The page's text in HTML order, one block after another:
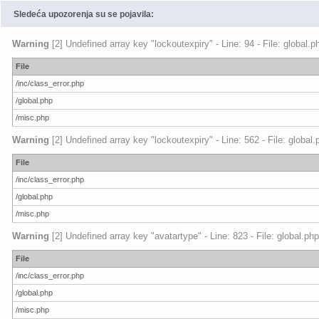
Sledeća upozorenja su se pojavila:
Warning [2] Undefined array key "lockoutexpiry" - Line: 94 - File:
File
/inc/class_error.php
/global.php
/misc.php
Warning [2] Undefined array key "lockoutexpiry" - Line: 562 - File:
File
/inc/class_error.php
/global.php
/misc.php
Warning [2] Undefined array key "avatartype" - Line: 823 - File:
File
/inc/class_error.php
/global.php
/misc.php